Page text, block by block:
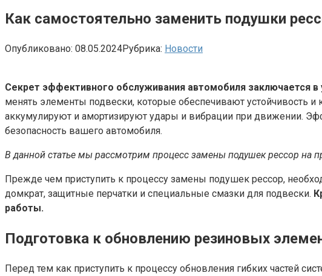
Как самостоятельно заменить подушки
Опубликовано: 08.05.2024Рубрика: Новости
Секрет эффективного обслуживания автомобиля заключается
менять элементы подвески, которые обеспечивают устойчивость
аккумулируют и амортизируют удары и вибрации при движении.
безопасность вашего автомобиля.
В данной статье мы рассмотрим процесс замены подушек рессор на
Прежде чем приступить к процессу замены подушек рессор,
домкрат, защитные перчатки и специальные смазки для подвески.
работы.
Подготовка к обновлению резиновых
Перед тем как приступить к процессу обновления гибких частей